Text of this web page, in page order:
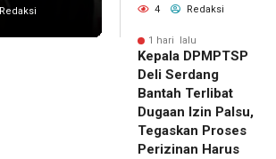
Redaksi
4 Redaksi
1 hari lalu
Kepala DPMPTSP
Deli Serdang
Bantah Terlibat
Dugaan Izin Palsu,
Tegaskan Proses
Perizinan Harus